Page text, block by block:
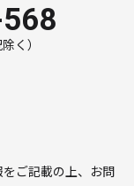
く）
ご記載の上、
お問